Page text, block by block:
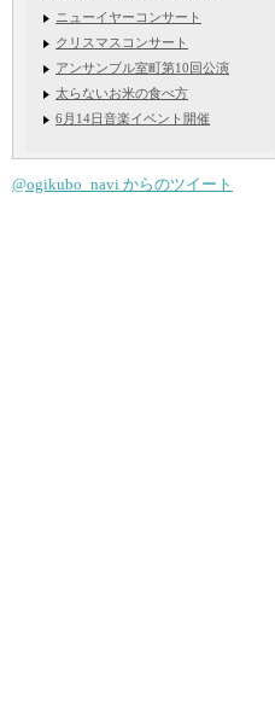
ニューイヤーコンサート
クリスマスコンサート
アンサンブル室町第10回公演
太らないお米の食べ方
6月14日音楽イベント開催
@ogikubo_navi からのツイート